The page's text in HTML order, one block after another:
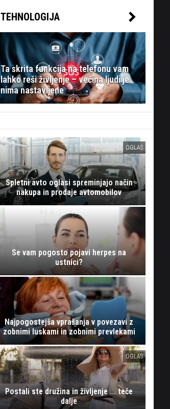
TEHNOLOGIJA
Ta skrita funkcija na telefonu vam
lahko reši življenje – večina ljudi je
nima nastavljene
OGLAS
Spletni avto oglasi spreminjajo način
nakupa in prodaje avtomobilov
Se vam pogosto pojavi herpes na
ustnici?
Najpogostejša vprašanja v povezavi z
zobnimi luskami in zobnimi prevlekami
OGLAS
Postali ste družina in življenje ... teče
dalje